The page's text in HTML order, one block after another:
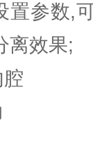
置参数,
离效果;